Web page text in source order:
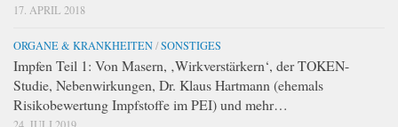
17. APRIL 2018
ORGANE & KRANKHEITEN/SONSTIGES
Impfen Teil 1: Von Masern, ‚Wirkverstärkern‘, der TOKEN-
Studie, Nebenwirkungen, Dr. Klaus Hartmann (ehemals
Risikobewertung Impfstoffe im PEI) und mehr…
24. JULI 2019